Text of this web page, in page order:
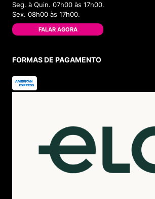
Seg. à Quin. 07h00 às 17h00.
Sex. 08h00 às 17h00.
FALAR AGORA
FORMAS DE PAGAMENTO